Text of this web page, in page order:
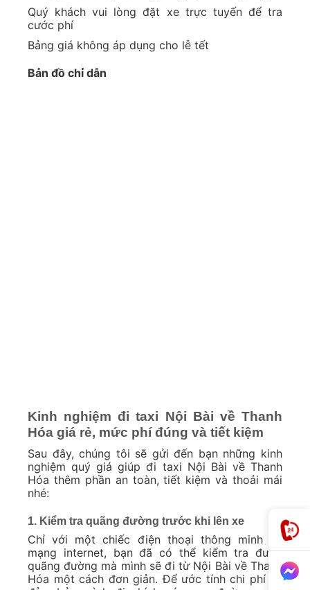
Quý khách vui lòng đặt xe trực tuyến để tra
cước phí
Bảng giá không áp dụng cho lễ tết
Bản đồ chỉ dẫn
Kinh nghiệm đi taxi Nội Bài về Thanh
Hóa giá rẻ, mức phí đúng và tiết kiệm
Sau đây, chúng tôi sẽ gửi đến bạn những kinh
nghiệm quý giá giúp đi taxi Nội Bài về Thanh
Hóa thêm phần an toàn, tiết kiệm và thoải mái
nhé:
1. Kiểm tra quãng đường trước khi lên xe
Chỉ với một chiếc điện thoại thông minh và
mạng internet, bạn đã có thể kiểm tra được
quãng đường mà mình sẽ đi từ Nội Bài về Thanh
Hóa một cách đơn giản. Để ước tính chi phí và